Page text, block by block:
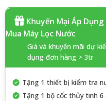
Khuyến Mại Áp
Mua Máy Lọc Nước
Giá và khuyến mãi dự
dụng đơn hàng > 3tr
Tặng 1 thiết bị kiểm tra
Tặng 1 bộ cốc thủy tinh